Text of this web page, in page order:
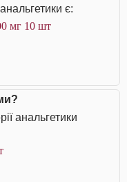
є:
мг 10 шт
анальгетики